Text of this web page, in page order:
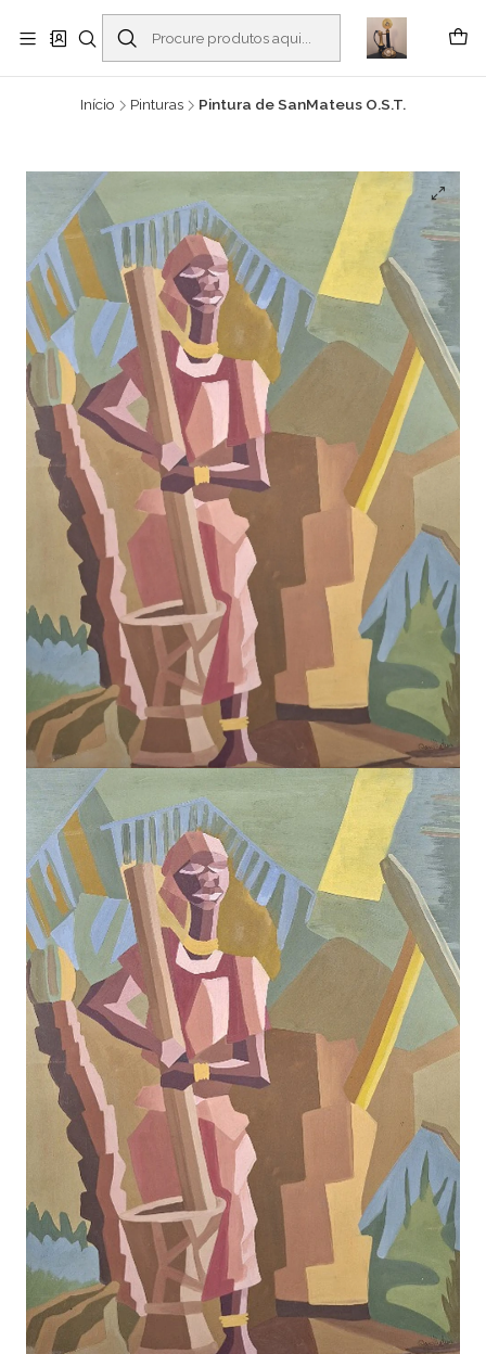
Buscantiguidades - Leilões. Colecionismo e antiguidades em Viana do
Castelo -
Ler mais
Início Pinturas Pintura de SanMateus O.S.T.